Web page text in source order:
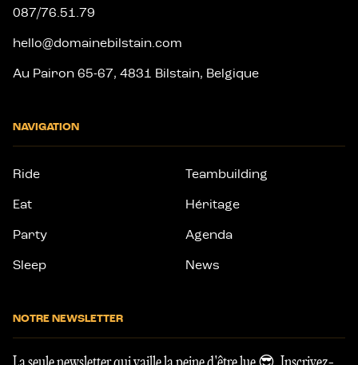
087/76.51.79
hello@domainebilstain.com
Au Pairon 65-67, 4831 Bilstain, Belgique
NAVIGATION
Ride
Eat
Party
Sleep
Teambuilding
Héritage
Agenda
News
NOTRE NEWSLETTER